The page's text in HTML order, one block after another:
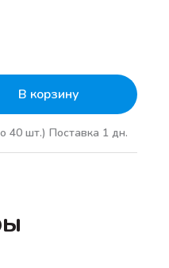
В корзину
40 шт.) Поставка 1 дн.